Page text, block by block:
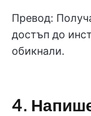
Превод:
достъп до
обикнали.
4.